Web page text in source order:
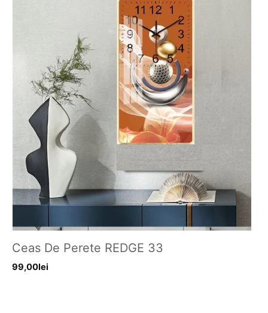
Ceas De Perete REDGE 33
99,00lei